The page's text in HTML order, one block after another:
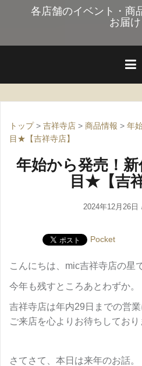
各店舗のイベント・商
お届け
トップ> 吉祥寺店 > 商品情報 > 年
目★【吉祥寺店】
年始から発売！
目★【吉
2024年12月26日
Pocket
こんにちは、mic吉祥寺店の星
今年も残すところあとわずか。
吉祥寺店は年内29日までの営
ご来店を心よりお待ちしており
さてさて、本日は来年のお話。